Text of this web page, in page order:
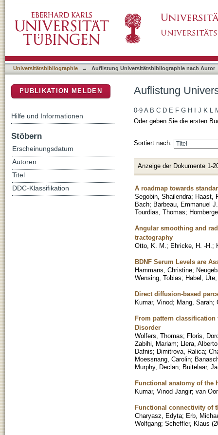
Universitätsbibliographie → Auflistung Universitätsbibliographie nach Autor
Auflistung
0-9 A B C D E F G H J K L
Oder geben Sie die ersten
Sortiert nach:
Anzeige der Dokumente 1-
A roadmap towards
Segobin, Shailendra; Haast,
Bach; Barbeau, Emmanuel J.
Tourdias, Thomas;
Angular smoothing and
tractography
Otto, K. M. ; Ehricke, H. -H. ;
BDNF Serum Levels are
Hammans, Christine;
Wensing, Tobias; Habel, Ute;
Direct diffusion-based
Kumar, Vinod; Mang, Sarah;
From pattern
Disorder
Wolfers, Thomas; Floris,
Zabihi, Mariam; Llera, Alberto
Dafnis; Dimitrova, Ralica;
Moessnang, Carolin;
Murphy, Declan; Buitelaar,
Functional anatomy of the
Kumar, Vinod Jangir; van
Functional connectivity of
Charyasz, Edyta; Erb,
Wolfgang; Scheffler, Klaus (
PUBLIKATION MELDEN
Hilfe und Informationen
Stöbern
Erscheinungsdatum
Autoren
Titel
DDC-Klassifikation